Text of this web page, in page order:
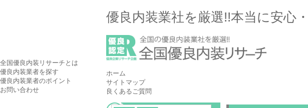
優良内装業社を厳選!!本当に安心
ホーム
サイトマップ
良くあるご質問
全国優良内装リサーチとは
優良内装業者を探す
優良内装業者のポイント
お問い合わせ